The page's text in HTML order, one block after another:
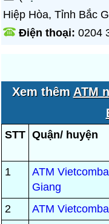
Hiệp Hòa, Tỉnh Bắc
Điện thoại:0204
Xem thêm ATM
STT Quận/ huyện
1
ATM
Giang
2 ATM